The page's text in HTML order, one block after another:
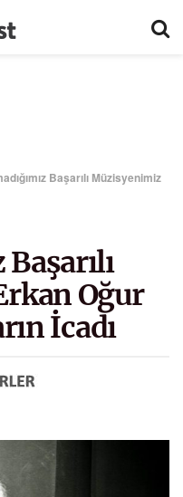
Başarılı Müzisyenimiz
Oğur
İcadı